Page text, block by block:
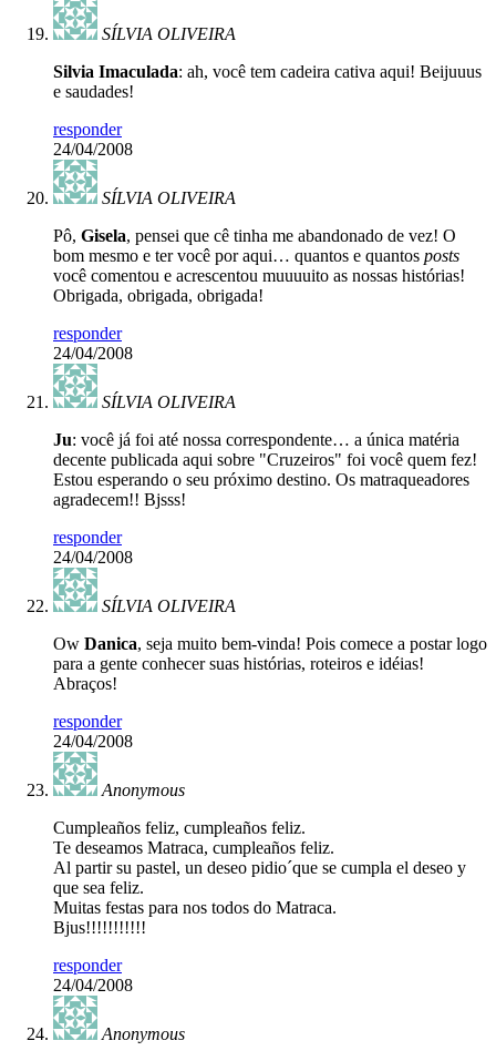
SÍLVIA OLIVEIRA
Silvia Imaculada: ah, você tem cadeira cativa aqui! Beijuuus
e saudades!
responder
24/04/2008
SÍLVIA OLIVEIRA
Pô, Gisela, pensei que cê tinha me abandonado de vez! O
bom mesmo e ter você por aqui… quantos e quantos posts
você comentou e acrescentou muuuuito as nossas histórias!
Obrigada, obrigada, obrigada!
responder
24/04/2008
SÍLVIA OLIVEIRA
Ju: você já foi até nossa correspondente… a única matéria
decente publicada aqui sobre "Cruzeiros" foi você quem fez!
Estou esperando o seu próximo destino. Os matraqueadores
agradecem!! Bjsss!
responder
24/04/2008
SÍLVIA OLIVEIRA
Ow Danica, seja muito bem-vinda! Pois comece a postar logo
para a gente conhecer suas histórias, roteiros e idéias!
Abraços!
responder
24/04/2008
Anonymous
Cumpleaños feliz, cumpleaños feliz.
Te deseamos Matraca, cumpleaños feliz.
Al partir su pastel, un deseo pidio´que se cumpla el deseo y
que sea feliz.
Muitas festas para nos todos do Matraca.
Bjus!!!!!!!!!!!
responder
24/04/2008
Anonymous